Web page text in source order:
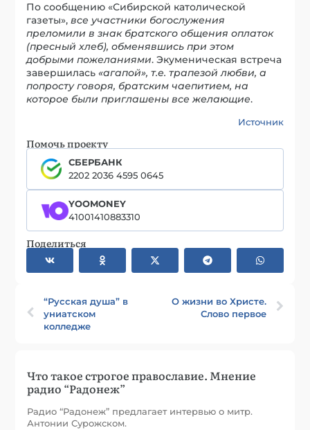
По сообщению «Сибирской католической
газеты»,все участники богослужения
преломили в знак братского общения оплаток
(пресный хлеб), обменявшись при этом
добрыми пожеланиями. Экуменическая встреча
завершилась«агапой», т.е. трапезой любви, а
попросту говоря, братским чаепитием, на
которое были приглашены все желающие.
Источник
Помочь проекту
СБЕРБАНК
2202 2036 4595 0645
YOOMONEY
41001410883310
Поделиться
“Русская душа” в
униатском
колледже
О жизни во Христе.
Слово первое
Что такое строгое православие. Мнение
радио “Радонеж”
Радио “Радонеж” предлагает интервью о митр.
Антонии Сурожском.